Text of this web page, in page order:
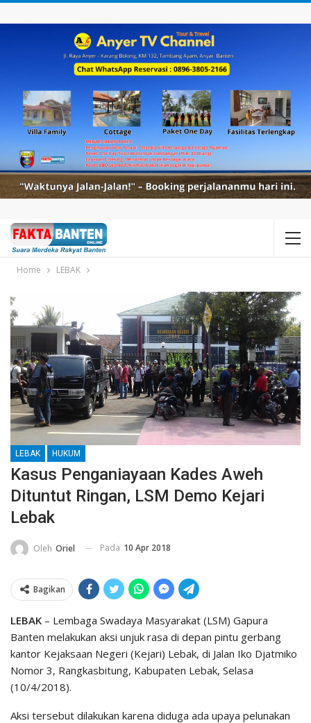
Home LEBAK
LEBAK HUKUM
Kasus Penganiayaan Kades Aweh
Dituntut Ringan, LSM Demo Kejari
Lebak
Oleh Oriel Pada 10 Apr 2018
Bagikan
LEBAK – Lembaga Swadaya Masyarakat (LSM) Gapura
Banten melakukan aksi unjuk rasa di depan pintu gerbang
kantor Kejaksaan Negeri (Kejari) Lebak, di Jalan Iko Djatmiko
Nomor 3, Rangkasbitung, Kabupaten Lebak, Selasa
(10/4/2018).
Aksi tersebut dilakukan karena diduga ada upaya pelunakan